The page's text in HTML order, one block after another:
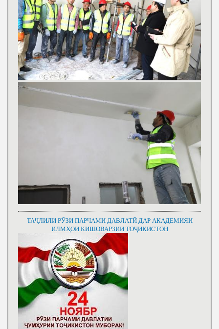
ТАҶЛИЛИ РӮЗИ ПАРЧАМИ ДАВЛАТӢ ДАР АКАДЕМИЯИ
ИЛМҲОИ КИШОВАРЗИИ ТОҶИКИСТОН